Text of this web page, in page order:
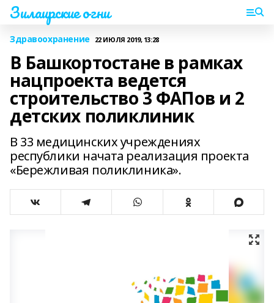
Зилаирские огни
Здравоохранение 22 ИЮЛЯ 2019, 13:28
В Башкортостане в рамках
нацпроекта ведется
строительство 3 ФАПов и 2
детских поликлиник
В 33 медицинских учреждениях
республики начата реализация проекта
«Бережливая поликлиника».